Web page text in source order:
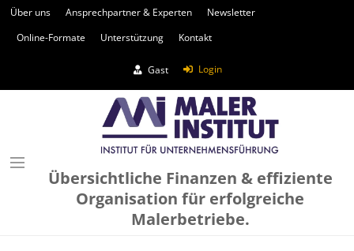
Über uns Ansprechpartner & Experten
Newsletter
Online-Formate
Unterstützung Kontakt
Gast Login
Übersichtliche Finanzen & effiziente
Organisation für erfolgreiche
Malerbetriebe.